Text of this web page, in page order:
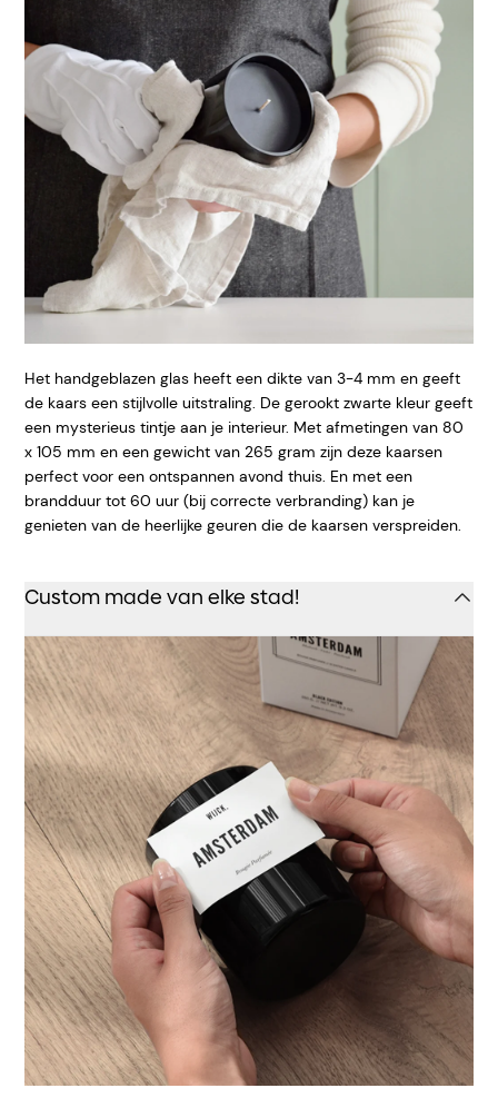
Het handgeblazen glas heeft een dikte van 3-4 mm en geeft
de kaars een stijlvolle uitstraling. De gerookt zwarte kleur geeft
een mysterieus tintje aan je interieur. Met afmetingen van 80
x 105 mm en een gewicht van 265 gram zijn deze kaarsen
perfect voor een ontspannen avond thuis. En met een
brandduur tot 60 uur (bij correcte verbranding) kan je
genieten van de heerlijke geuren die de kaarsen verspreiden.
Custom made van elke stad!